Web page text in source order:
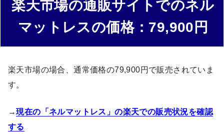
楽天市場の通販サイトでのネル
マットレスの価格：79,900円
楽天市場の場合、通常価格の79,900円で販売されていま
す。
→現在の「ネルマットレス」の楽天での販売状況を確認
する